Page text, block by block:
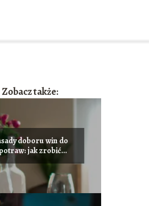
Zobacz także:
doboru win do
jak zrobić
na każdym
przyjęciu